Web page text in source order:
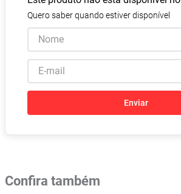
Quero saber quando estiver disponível
Enviar
Confira também